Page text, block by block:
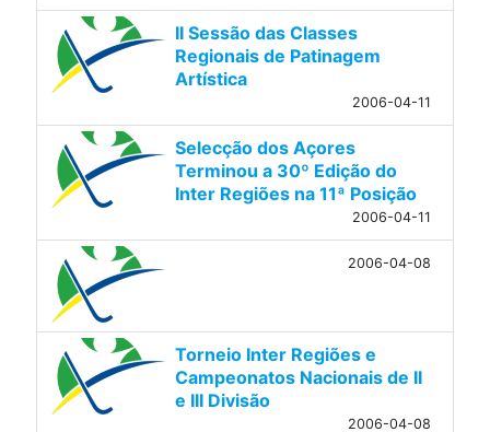
II Sessão das Classes
Regionais de Patinagem
Artística
2006-04-11
Selecção dos Açores
Terminou a 30º Edição do
Inter Regiões na 11ª Posição
2006-04-11
2006-04-08
Torneio Inter Regiões e
Campeonatos Nacionais de II
e III Divisão
2006-04-08